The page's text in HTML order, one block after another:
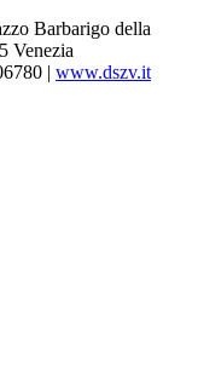
Barbarigo della
Venezia
| www.dszv.it